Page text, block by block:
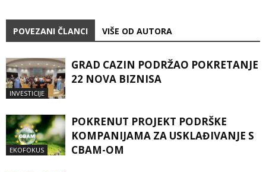
POVEZANI ČLANCI VIŠE OD AUTORA
INVESTICIJE
GRAD CAZIN PODRŽAO POKRETANJE
22 NOVA BIZNISA
EKOFOKUS
POKRENUT PROJEKT PODRŠKE
KOMPANIJAMA ZA USKLAĐIVANJE S
CBAM-OM